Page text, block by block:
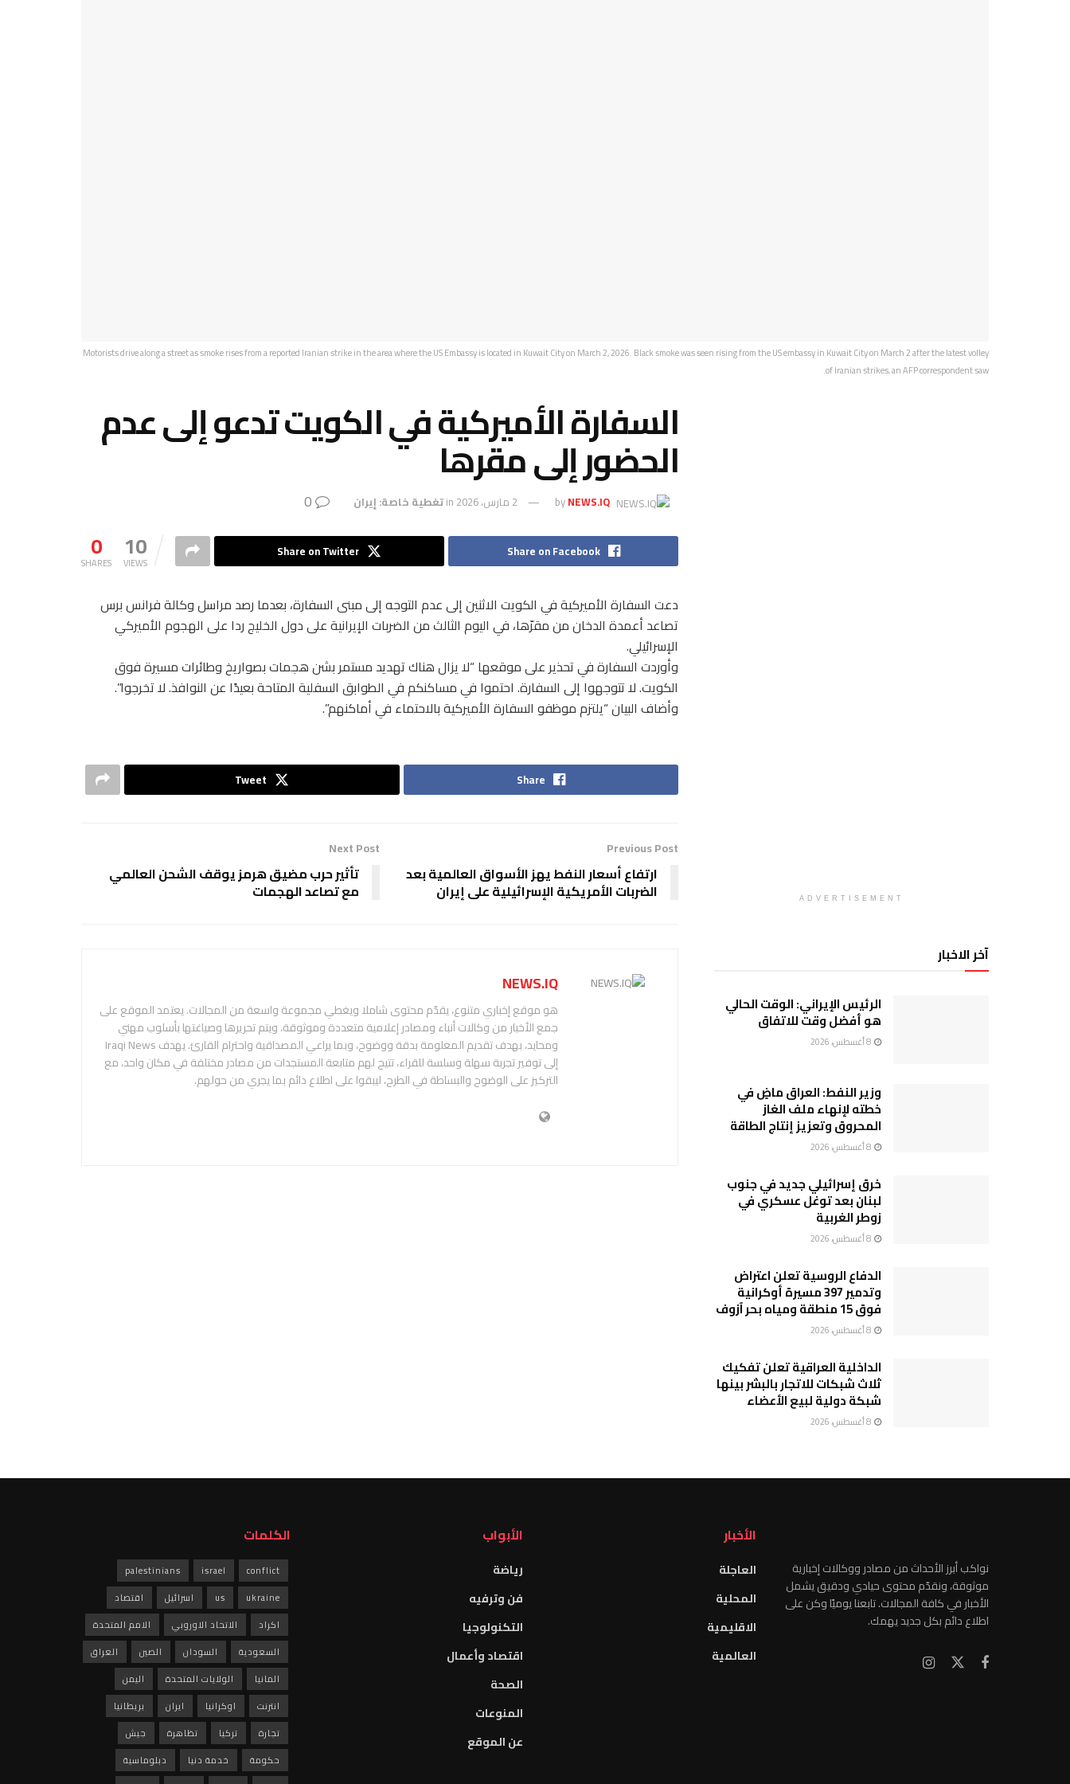
Motorists drive along a street as smoke rises from a reported Iranian strike in the area where the US Embassy is located in Kuwait City on March 2, 2026. Black smoke was seen rising from the US embassy in Kuwait City on March 2 after the latest volley
of Iranian strikes, an AFP correspondent saw.
السفارة الأميركية في الكويت تدعو إلى عدم
الحضور إلى مقرها
byNEWS.IQ 2 مارس، 2026 inتغطية خاصة: إيران
0
SHARES 10
VIEWS
Share on Facebook
Share on Twitter
دعت السفارة الأميركية في الكويت الاثنين إلى عدم التوجه إلى مبنى السفارة، بعدما رصد مراسل وكالة فرانس برس
تصاعد أعمدة الدخان من مقرّها، في اليوم الثالث من الضربات الإيرانية على دول الخليج ردا على الهجوم الأميركي
الإسرائيلي.
وأوردت السفارة في تحذير على موقعها “لا يزال هناك تهديد مستمر بشن هجمات بصواريخ وطائرات مسيرة فوق
الكويت. لا تتوجهوا إلى السفارة. احتموا في مساكنكم في الطوابق السفلية المتاحة بعيدًا عن النوافذ. لا تخرجوا”.
وأضاف البيان “يلتزم موظفو السفارة الأميركية بالاحتماء في أماكنهم”.
Share
Tweet
Previous Post
ارتفاع أسعار النفط يهز الأسواق العالمية بعد
الضربات الأمريكية الإسرائيلية على إيران
Next Post
تأثير حرب مضيق هرمز يوقف الشحن العالمي
مع تصاعد الهجمات
NEWS.IQ
هو موقع إخباري متنوع، يقدّم محتوى شاملا ويغطي مجموعة واسعة من المجالات. يعتمد الموقع على
جمع الأخبار من وكالات أنباء ومصادر إعلامية متعددة وموثوقة، ويتم تحريرها وصياغتها بأسلوب مهني
ومحايد، بهدف تقديم المعلومة بدقة ووضوح، وبما يراعي المصداقية واحترام القارئ. يهدف Iraqi News
إلى توفير تجربة سهلة وسلسة للقراء، تتيح لهم متابعة المستجدات من مصادر مختلفة في مكان واحد، مع
التركيز على الوضوح والبساطة في الطرح، ليبقوا على اطلاع دائم بما يجري من حولهم.
ADVERTISEMENT
آخر الاخبار
الرئيس الإيراني: الوقت الحالي
هو أفضل وقت للاتفاق
وزير النفط: العراق ماضٍ في
خطته لإنهاء ملف الغاز
المحروق وتعزيز إنتاج الطاقة
خرق إسرائيلي جديد في جنوب
لبنان بعد توغل عسكري في
زوطر الغربية
الدفاع الروسية تعلن اعتراض
وتدمير 397 مسيرة أوكرانية
فوق 15 منطقة ومياه بحر آزوف
الداخلية العراقية تعلن تفكيك
ثلاث شبكات للاتجار بالبشر بينها
شبكة دولية لبيع الأعضاء
نواكب أبرز الأحداث من مصادر ووكالات إخبارية
موثوقة، ونقدّم محتوى حيادي ودقيق يشمل
الأخبار في كافة المجالات. تابعنا يوميًا وكن على
اطلاع دائم بكل جديد يهمك.
الأخبار
العاجلة
المحلية
الاقليمية
العالمية
الأبواب
رياضة
فن وترفيه
التكنولوجيا
اقتصاد وأعمال
الصحة
المنوعات
عن الموقع
الكلمات
conflict
israel
palestinians
ukraine
us اسرائيل
اقتصاد
اكراد
الاتحاد الاوروبي
الامم المتحدة
السعودية
السودان الصين
العراق
المانيا
الولايات المتحدة
اليمن
انترنت
اوكرانيا ايران
بريطانيا
تجارة
تركيا تظاهرة
جيش
حكومة
خدمة دنيا
دبلوماسية